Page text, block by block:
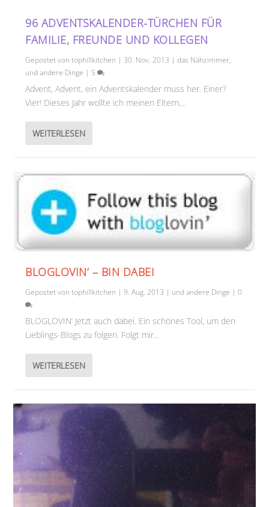
96 ADVENTSKALENDER-TÜRCHEN FÜR
FAMILIE, FREUNDE UND KOLLEGEN
Gepostet vontophillkitchen |30. Nov. 2013 |das Nähzimmer,
und andere Dinge | 5
Advent, Advent, ein Adventskalender muss her. Einer?
Vier! Dieses Jahr wollte ich meinen Eltern,...
WEITERLESEN
BLOGLOVIN‘ – BIN DABEI
Gepostet vontophillkitchen |9. Aug. 2013 | und andere Dinge |0
BLOGLOVIN‘ Jetzt auch dabei. Ein schönes Tool, um den
Lieblings-Blogs zu folgen. Folgt mir...
WEITERLESEN